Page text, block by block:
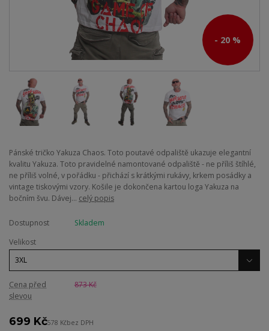
- 20 %
Pánské tričko Yakuza Chaos. Toto poutavé odpaliště ukazuje elegantní
kvalitu Yakuza. Toto pravidelné namontované odpaliště - ne příliš štíhlé,
ne příliš volné, v pořádku - přichází s krátkými rukávy, krkem posádky a
vintage tiskovými vzory. Košile je dokončena kartou loga Yakuza na
bočním švu. Dávej... celý popis
Dostupnost
Skladem
Velikost
Cena před
slevou
873 Kč
699 Kč578 Kčbez DPH